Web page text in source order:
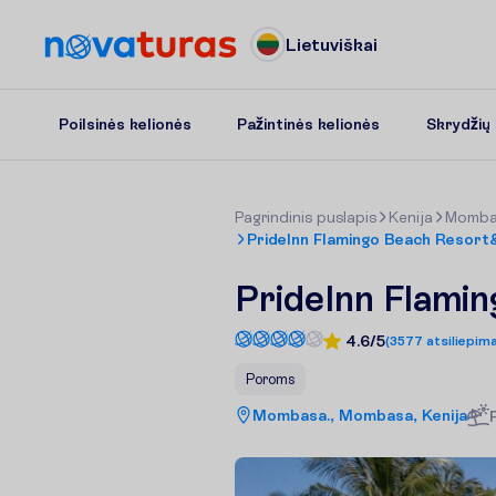
Lietuviškai
Poilsinės kelionės Pažintinės kelionės Skrydžių
Pagrindinis puslapis Kenija
PrideInn Flamingo Beach
PrideInn
4.6/5(3577
Poroms
Mombasa., Mombasa, Kenija